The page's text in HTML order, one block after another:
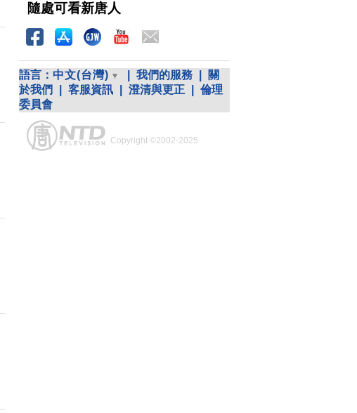
隨處可看新唐人
語言： 中文(台灣) 我們的服務
關
於我們
客服資訊 澄清與更正
倫理
委員會
Copyright ©2002-2025